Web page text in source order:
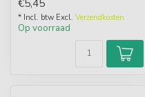
pr...
€5,45
* Incl. btw Excl. Verzendkosten
Op voorraad